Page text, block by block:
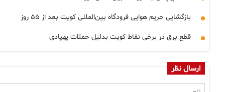
بازگشایی حریم هوایی فرودگاه بین‌المللی کویت بعد از ۵۵ روز
قطع برق در برخی نقاط کویت بدلیل حملات پهپادی
ارسال نظر